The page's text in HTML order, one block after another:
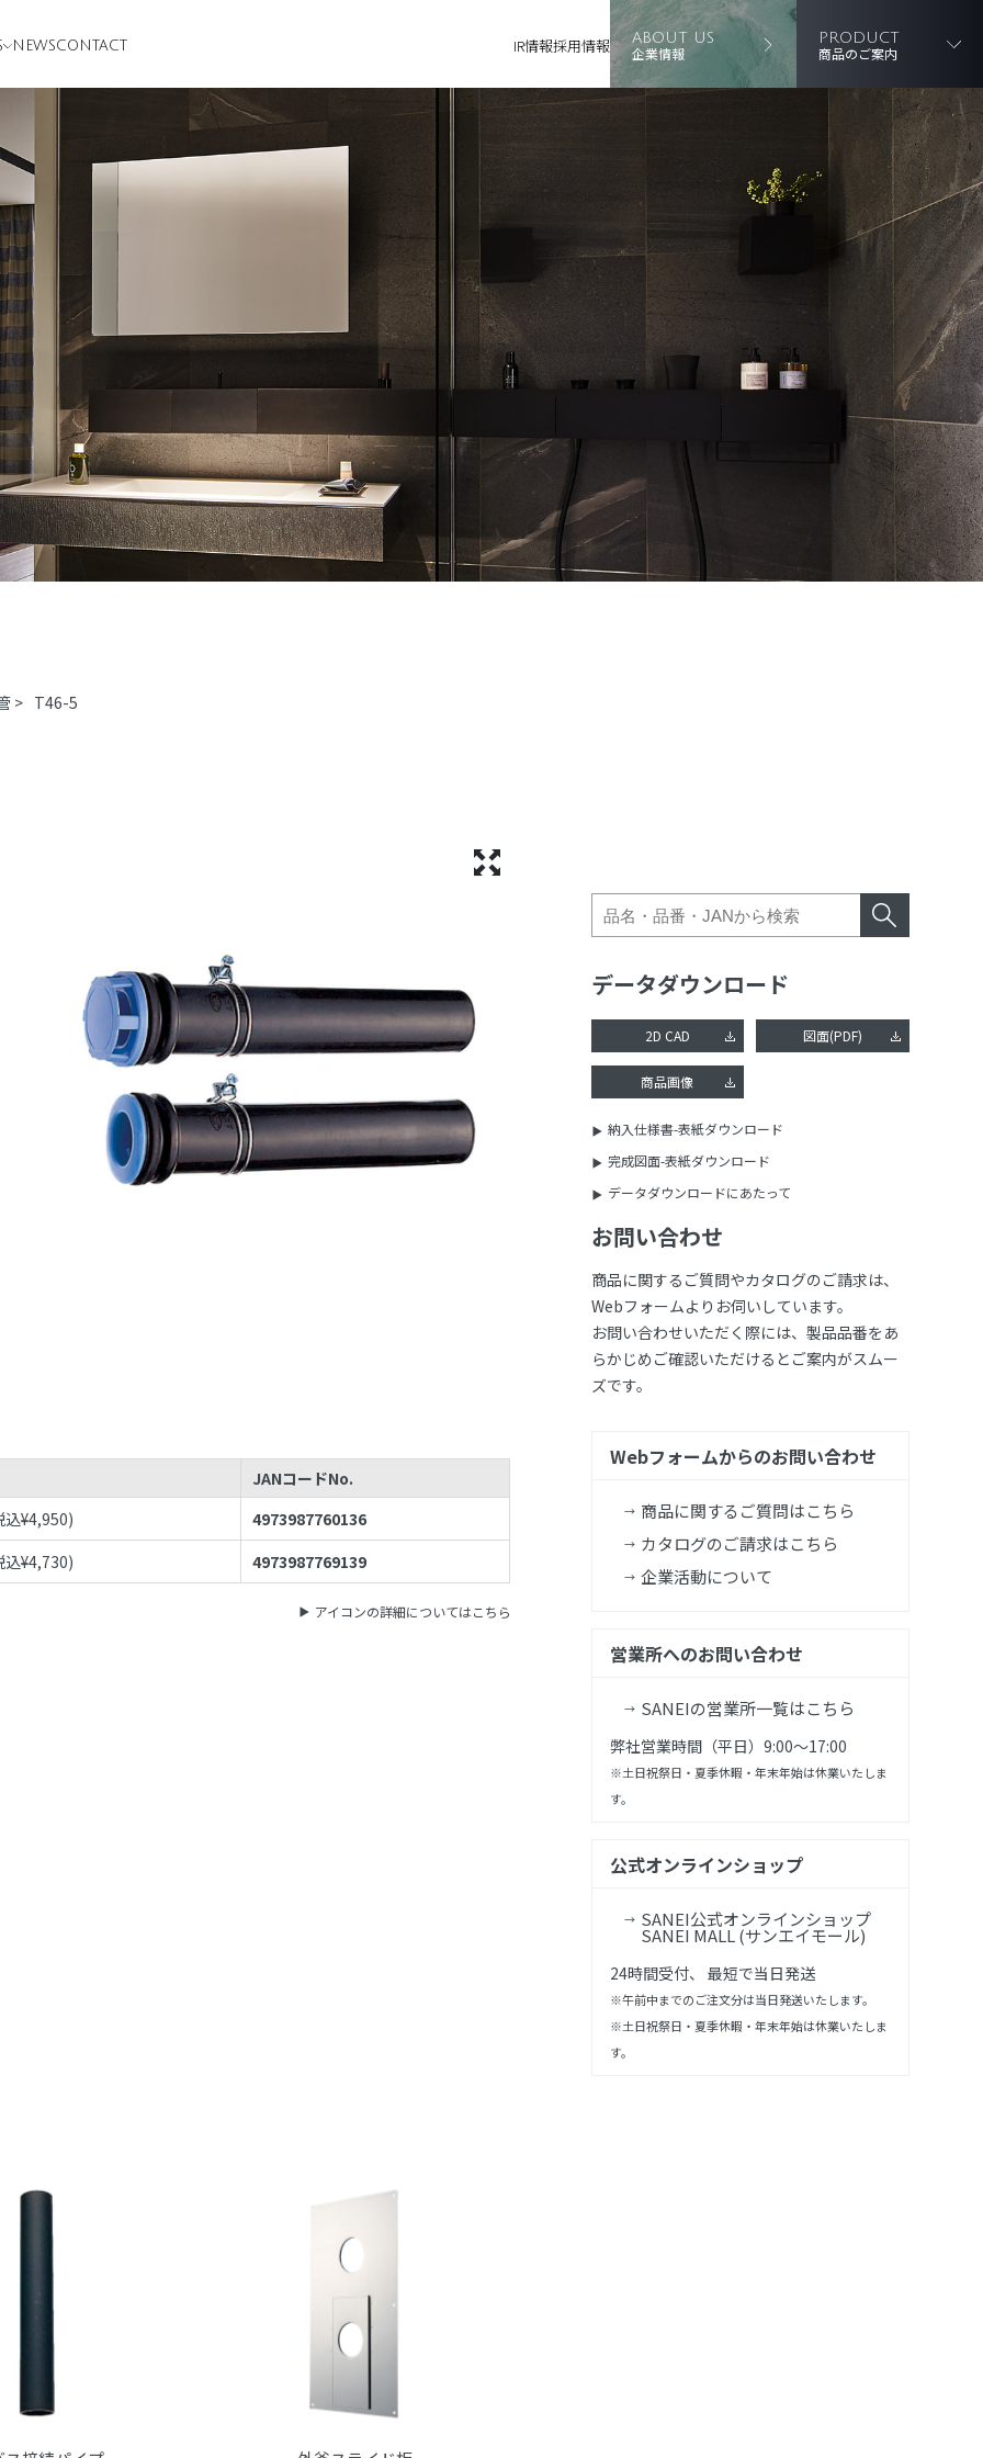
NEWSCONTACT IR情報採用情報 ABOUT US
企業情報
PRODUCT
商品のご案内
> T46-5
JANコードNo.
込¥4,950)
4973987760136
込¥4,730) 4973987769139
アイコンの詳細についてはこちら
データダウンロード
2D CAD 図面(PDF)
商品画像
納入仕様書-表紙ダウンロード
完成図面-表紙ダウンロード
データダウンロードにあたって
お問い合わせ
商品に関するご質問やカタログのご請求は、
Webフォームよりお伺いしています。
お問い合わせいただく際には、製品品番をあ
らかじめご確認いただけるとご案内がスムー
ズです。
Webフォームからのお問い合わせ
商品に関するご質問はこちら
カタログのご請求はこちら
企業活動について
営業所へのお問い合わせ
SANEIの営業所一覧はこちら
弊社営業時間（平日）9:00～17:00
※土日祝祭日・夏季休暇・年末年始は休業いたしま
す。
公式オンラインショップ
SANEI公式オンラインショップ
SANEI MALL (サンエイモール)
24時間受付、 最短で当日発送
※午前中までのご注文分は当日発送いたします。
※土日祝祭日・夏季休暇・年末年始は休業いたしま
す。